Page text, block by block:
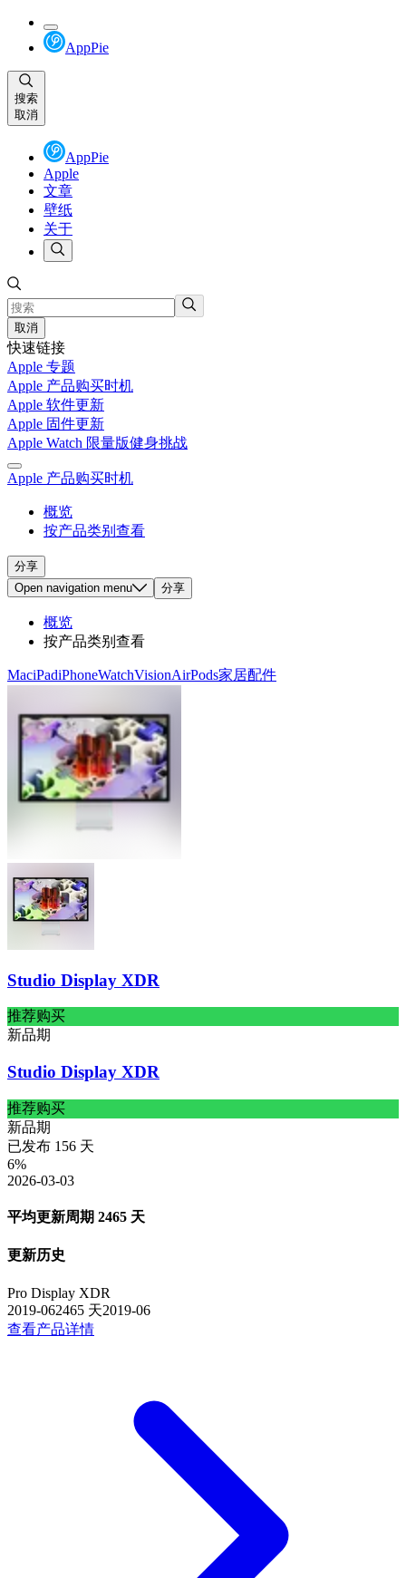
AppPie
搜索
取消
AppPie
Apple
文章
壁纸
关于
取消
快速链接
Apple 专题
Apple 产品购买时机
Apple 软件更新
Apple 固件更新
Apple Watch 限量版健身挑战
Apple 产品购买时机
概览
按产品类别查看
分享
Open navigation menu 分享
概览
按产品类别查看
MaciPadiPhoneWatchVisionAirPods家居配件
Studio Display XDR
推荐购买
新品期
Studio Display XDR
推荐购买
新品期
已发布 156 天
6%
2026-03-03
平均更新周期 2465 天
更新历史
Pro Display XDR
2019-062465 天2019-06
查看产品详情